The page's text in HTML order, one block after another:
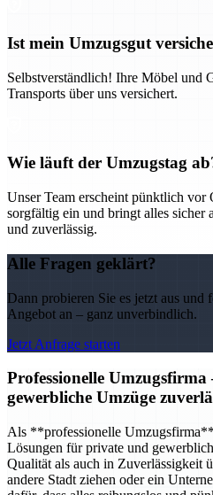
Ist mein Umzugsgut
Selbstverständlich! Ihre Möbel und
Transports über uns versichert.
Wie läuft der Umzugstag
Unser Team erscheint pünktlich vor
sorgfältig ein und bringt alles sicher
und zuverlässig.
Alle Fragen geklärt?
Dann probieren Sie es jetzt aus
Angebot an – ganz unverbindlich.
Jetzt Anfrage starten
Professionelle Umzugsfirma
gewerbliche Umzüge
Als **professionelle
Lösungen für private und
Qualität als auch in Zuverlässigkeit
andere Stadt ziehen oder ein